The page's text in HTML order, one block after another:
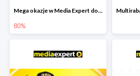
Mega okazje w Media Expert do -80%
80%